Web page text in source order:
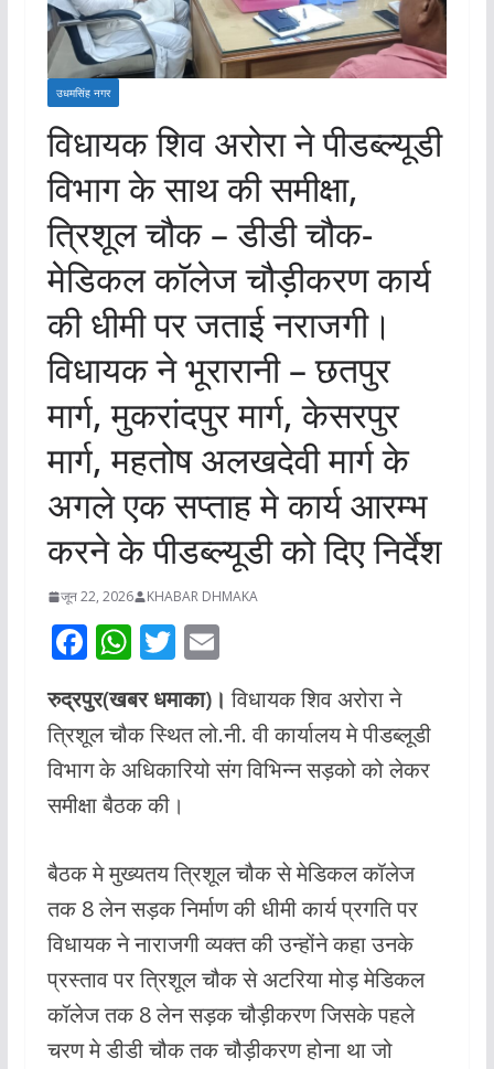
उधमसिंह नगर
विधायक शिव अरोरा ने पीडब्ल्यूडी
विभाग के साथ की समीक्षा,
त्रिशूल चौक – डीडी चौक-
मेडिकल कॉलेज चौड़ीकरण कार्य
की धीमी पर जताई नराजगी।
विधायक ने भूरारानी – छतपुर
मार्ग, मुकरांदपुर मार्ग, केसरपुर
मार्ग, महतोष अलखदेवी मार्ग के
अगले एक सप्ताह मे कार्य आरम्भ
करने के पीडब्ल्यूडी को दिए निर्देश
जून 22, 2026 KHABAR DHMAKA
F
e
b
o
o
k
W
at
s
A
p
T
itt
er
E
m
ai
l
रुद्रपुर(खबर धमाका)। विधायक शिव अरोरा ने
त्रिशूल चौक स्थित लो.नी. वी कार्यालय मे पीडब्लूडी
विभाग के अधिकारियो संग विभिन्न सड़को को लेकर
समीक्षा बैठक की।
बैठक मे मुख्यतय त्रिशूल चौक से मेडिकल कॉलेज
तक 8 लेन सड़क निर्माण की धीमी कार्य प्रगति पर
विधायक ने नाराजगी व्यक्त की उन्होंने कहा उनके
प्रस्ताव पर त्रिशूल चौक से अटरिया मोड़ मेडिकल
कॉलेज तक 8 लेन सड़क चौड़ीकरण जिसके पहले
चरण मे डीडी चौक तक चौड़ीकरण होना था जो